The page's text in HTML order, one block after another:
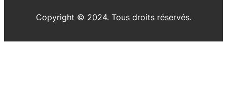
Copyright © 2024. Tous droits réservés.